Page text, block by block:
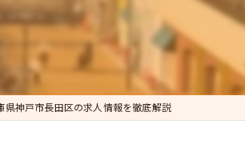
県神戸市長田区の求人情報を徹底解説